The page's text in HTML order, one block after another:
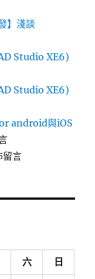
】淺談
Studio XE6)
Studio XE6)
android與iOS
留言
六 日